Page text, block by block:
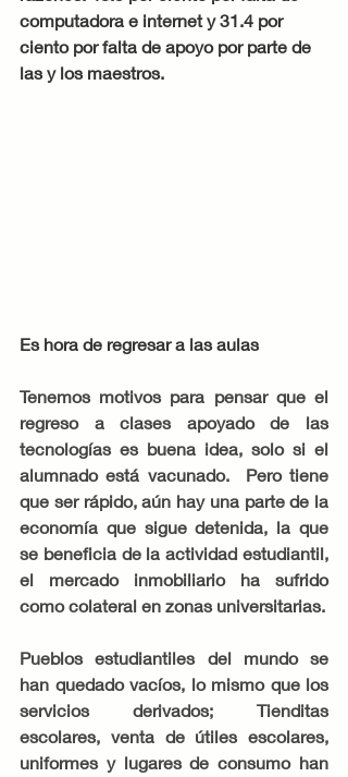
computadora e internet y 31.4 por
ciento por falta de apoyo por parte de
las y los maestros.
Es hora de regresar a las aulas
Tenemos motivos para pensar que el
regreso a clases apoyado de las
tecnologías es buena idea, solo si el
alumnado está vacunado.  Pero tiene
que ser rápido, aún hay una parte de la
economía que sigue detenida, la que
se beneficia de la actividad estudiantil,
el mercado inmobiliario ha sufrido
Pueblos estudiantiles del mundo se
han quedado vacíos, lo mismo que los
servicios derivados; Tienditas
escolares, venta de útiles escolares,
uniformes y lugares de consumo han